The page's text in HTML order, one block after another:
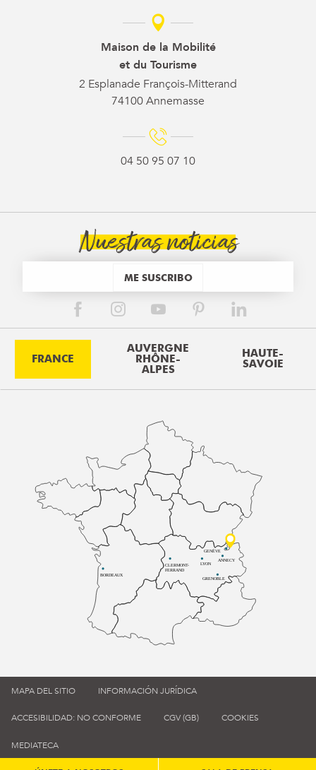
Maison de la Mobilité
et du Tourisme
2 Esplanade François-Mitterand
74100 Annemasse
04 50 95 07 10
Nuestras noticias
ME SUSCRIBO
FRANCE
AUVERGNE
RHÔNE-
ALPES
HAUTE-
SAVOIE
BORDEAUX
CLERMONT-
FERRAND
LYON
ANNECY
GRENOBLE
GENÈVE
MAPA DEL SITIO INFORMACIÓN JURÍDICA
ACCESIBILIDAD: NO CONFORME CGV (GB) COOKIES
MEDIATECA